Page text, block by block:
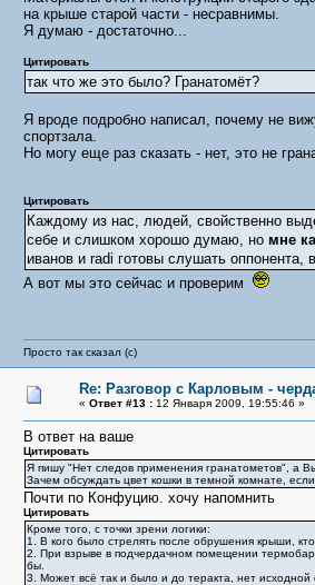
на крыше старой части - несравнимы.
Я думаю - достаточно...
Цитировать
так что же это было? Гранатомёт?
Я вроде подробно написал, почему не
спортзала.
Но могу еще раз сказать - нет, это не
Цитировать
Каждому из нас, людей, свойственно
себе и слишком хорошо думаю, но мне
иванов и radi готовы слушать оппонента,
А вот мы это сейчас и проверим
Просто так сказал (с)
Re: Разговор с Карловым -
« Ответ #13 :12 Января 2009, 19:55:46 »
В ответ на ваше
Цитировать
Я пишу "Нет следов применения гранатометов", а
Зачем обсуждать цвет кошки в темной комнате,
Почти по Конфуцию. хочу напомнить
Цитировать
Кроме того, с точки зрени логики:
1. В кого было стрелять после обрушения крыши,
2. При взрыве в подчердачном помещении
бы.
3. Может всё так и было и до теракта, нет